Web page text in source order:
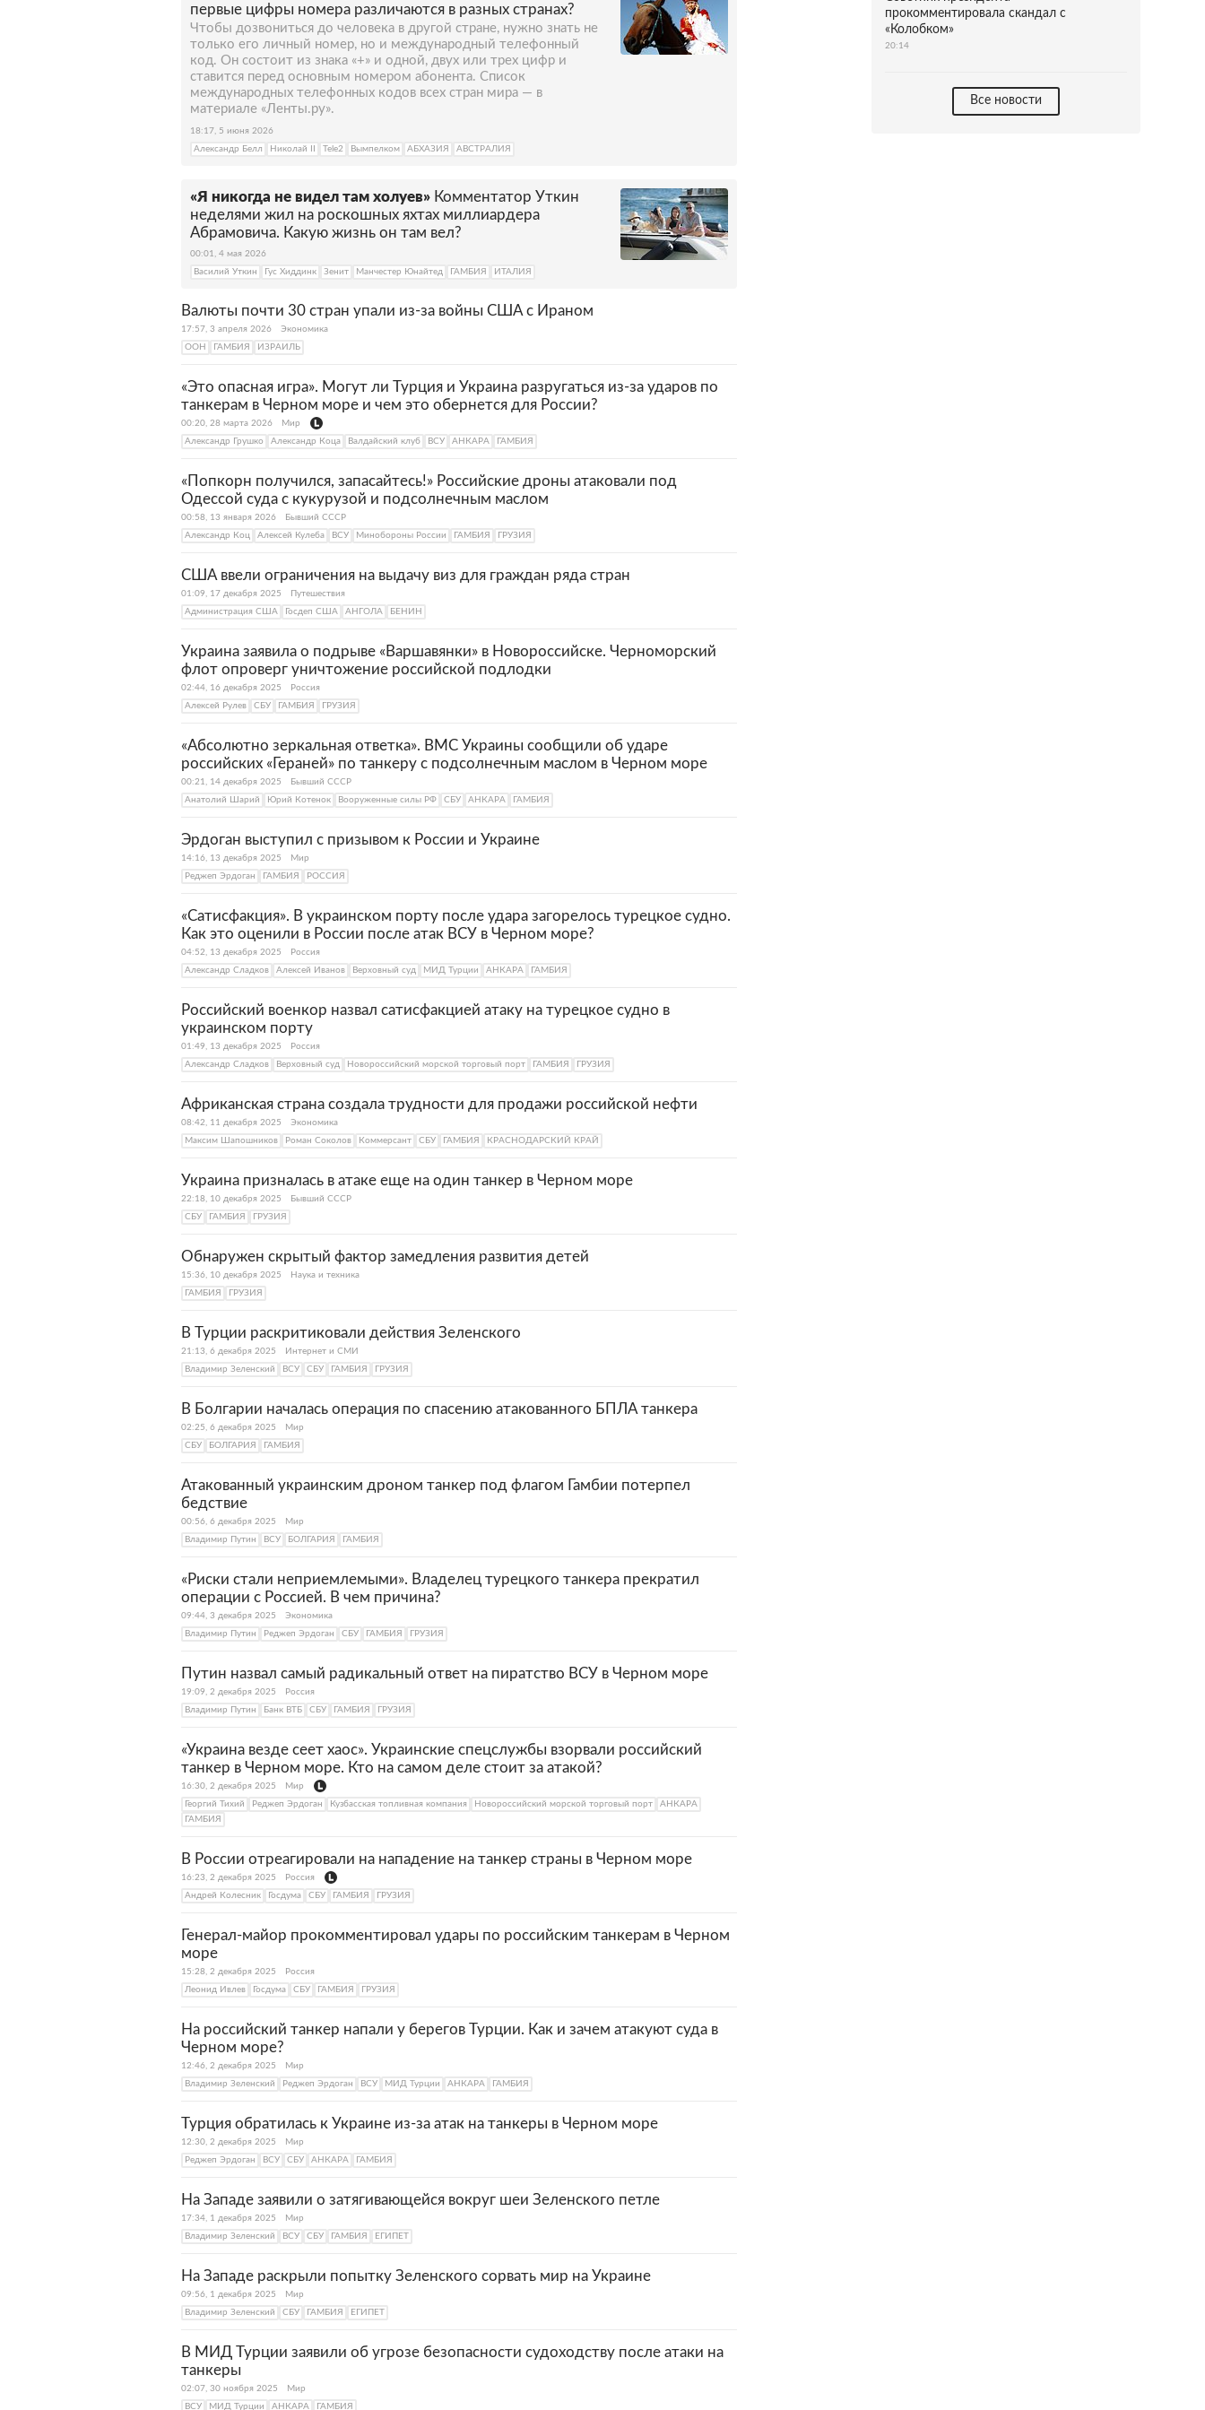
обстановка. Главная отрасль экономики Гамбии — сельское хозяйство, 33
процента экспорта приходятся на арахис и продукты его переработки.
первые цифры номера различаются в разных странах?
Чтобы дозвониться до человека в другой стране, нужно знать не
только его личный номер, но и международный телефонный
код. Он состоит из знака «+» и одной, двух или трех цифр и
ставится перед основным номером абонента. Список
международных телефонных кодов всех стран мира — в
материале «Ленты.ру».
18:17, 5 июня 2026
Александр Белл
Николай II Tele2 Вымпелком АБХАЗИЯ АВСТРАЛИЯ
«Я никогда не видел там холуев» Комментатор Уткин
неделями жил на роскошных яхтах миллиардера
Абрамовича. Какую жизнь он там вел?
00:01, 4 мая 2026
Василий Уткин
Гус Хиддинк Зенит Манчестер Юнайтед ГАМБИЯ ИТАЛИЯ
Валюты почти 30 стран упали из-за войны США с Ираном
17:57, 3 апреля 2026
Экономика
ООН
ГАМБИЯ ИЗРАИЛЬ
«Это опасная игра». Могут ли Турция и Украина разругаться из-за ударов по
танкерам в Черном море и чем это обернется для России?
00:20, 28 марта 2026
Мир
Александр Грушко
Александр Коца Валдайский клуб ВСУ АНКАРА ГАМБИЯ
«Попкорн получился, запасайтесь!» Российские дроны атаковали под
Одессой суда с кукурузой и подсолнечным маслом
00:58, 13 января 2026
Бывший СССР
Александр Коц
Алексей Кулеба ВСУ Минобороны России ГАМБИЯ ГРУЗИЯ
США ввели ограничения на выдачу виз для граждан ряда стран
01:09, 17 декабря 2025
Путешествия
Администрация США
Госдеп США АНГОЛА БЕНИН
Украина заявила о подрыве «Варшавянки» в Новороссийске. Черноморский
флот опроверг уничтожение российской подлодки
02:44, 16 декабря 2025
Россия
Алексей Рулев
СБУ ГАМБИЯ ГРУЗИЯ
«Абсолютно зеркальная ответка». ВМС Украины сообщили об ударе
российских «Гераней» по танкеру с подсолнечным маслом в Черном море
00:21, 14 декабря 2025
Бывший СССР
Анатолий Шарий
Юрий Котенок Вооруженные силы РФ СБУ АНКАРА ГАМБИЯ
Эрдоган выступил с призывом к России и Украине
14:16, 13 декабря 2025
Мир
Реджеп Эрдоган
ГАМБИЯ РОССИЯ
«Сатисфакция». В украинском порту после удара загорелось турецкое судно.
Как это оценили в России после атак ВСУ в Черном море?
04:52, 13 декабря 2025
Россия
Александр Сладков
Алексей Иванов Верховный суд МИД Турции АНКАРА ГАМБИЯ
Российский военкор назвал сатисфакцией атаку на турецкое судно в
украинском порту
01:49, 13 декабря 2025
Россия
Александр Сладков
Верховный суд Новороссийский морской торговый порт ГАМБИЯ ГРУЗИЯ
Африканская страна создала трудности для продажи российской нефти
08:42, 11 декабря 2025
Экономика
Максим Шапошников
Роман Соколов Коммерсант СБУ ГАМБИЯ КРАСНОДАРСКИЙ КРАЙ
Украина призналась в атаке еще на один танкер в Черном море
22:18, 10 декабря 2025
Бывший СССР
СБУ
ГАМБИЯ ГРУЗИЯ
Обнаружен скрытый фактор замедления развития детей
15:36, 10 декабря 2025
Наука и техника
ГАМБИЯ
ГРУЗИЯ
В Турции раскритиковали действия Зеленского
21:13, 6 декабря 2025
Интернет и СМИ
Владимир Зеленский
ВСУ СБУ ГАМБИЯ ГРУЗИЯ
В Болгарии началась операция по спасению атакованного БПЛА танкера
02:25, 6 декабря 2025
Мир
СБУ
БОЛГАРИЯ ГАМБИЯ
Атакованный украинским дроном танкер под флагом Гамбии потерпел
бедствие
00:56, 6 декабря 2025
Мир
Владимир Путин
ВСУ БОЛГАРИЯ ГАМБИЯ
«Риски стали неприемлемыми». Владелец турецкого танкера прекратил
операции с Россией. В чем причина?
09:44, 3 декабря 2025
Экономика
Владимир Путин
Реджеп Эрдоган СБУ ГАМБИЯ ГРУЗИЯ
Путин назвал самый радикальный ответ на пиратство ВСУ в Черном море
19:09, 2 декабря 2025
Россия
Владимир Путин
Банк ВТБ СБУ ГАМБИЯ ГРУЗИЯ
«Украина везде сеет хаос». Украинские спецслужбы взорвали российский
танкер в Черном море. Кто на самом деле стоит за атакой?
16:30, 2 декабря 2025
Мир
Георгий Тихий
Реджеп Эрдоган Кузбасская топливная компания Новороссийский морской торговый порт
АНКАРА
ГАМБИЯ
В России отреагировали на нападение на танкер страны в Черном море
16:23, 2 декабря 2025
Россия
Андрей Колесник
Госдума СБУ ГАМБИЯ ГРУЗИЯ
Генерал-майор прокомментировал удары по российским танкерам в Черном
море
15:28, 2 декабря 2025
Россия
Леонид Ивлев
Госдума СБУ ГАМБИЯ ГРУЗИЯ
На российский танкер напали у берегов Турции. Как и зачем атакуют суда в
Черном море?
12:46, 2 декабря 2025
Мир
Владимир Зеленский
Реджеп Эрдоган ВСУ МИД Турции АНКАРА ГАМБИЯ
Турция обратилась к Украине из-за атак на танкеры в Черном море
12:30, 2 декабря 2025
Мир
Реджеп Эрдоган
ВСУ СБУ АНКАРА ГАМБИЯ
На Западе заявили о затягивающейся вокруг шеи Зеленского петле
17:34, 1 декабря 2025
Мир
Владимир Зеленский
ВСУ СБУ ГАМБИЯ ЕГИПЕТ
На Западе раскрыли попытку Зеленского сорвать мир на Украине
09:56, 1 декабря 2025
Мир
Владимир Зеленский
СБУ ГАМБИЯ ЕГИПЕТ
В МИД Турции заявили об угрозе безопасности судоходству после атаки на
танкеры
02:07, 30 ноября 2025
Мир
ВСУ
МИД Турции АНКАРА ГАМБИЯ
прокомментировала скандал с
«Колобком»
20:14
Все новости